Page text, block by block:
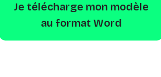
Je télécharge mon modèle
au format Word